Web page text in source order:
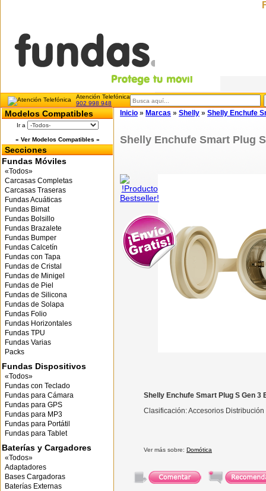
Atención Telefónica
902 998 948
Modelos Compatibles
Ir a
« Ver Modelos Compatibles »
Secciones
Fundas Móviles
«Todos»
Carcasas Completas
Carcasas Traseras
Fundas Acuáticas
Fundas Bimat
Fundas Bolsillo
Fundas Brazalete
Fundas Bumper
Fundas Calcetín
Fundas con Tapa
Fundas de Cristal
Fundas de Minigel
Fundas de Piel
Fundas de Silicona
Fundas de Solapa
Fundas Folio
Fundas Horizontales
Fundas TPU
Fundas Varias
Packs
Fundas Dispositivos
«Todos»
Fundas con Teclado
Fundas para Cámara
Fundas para GPS
Fundas para MP3
Fundas para Portátil
Fundas para Tablet
Baterías y Cargadores
«Todos»
Adaptadores
Bases Cargadoras
Baterías Externas
Inicio » Marcas » Shelly » Shelly Enchufe
Shelly Enchufe Smart Plug
Shelly Enchufe Smart Plug S Gen 3
Clasificación: Accesorios Distribución
Ver más sobre: Domótica